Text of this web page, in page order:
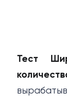
685-37-
05-81
Тест